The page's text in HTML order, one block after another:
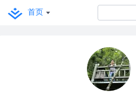
首页